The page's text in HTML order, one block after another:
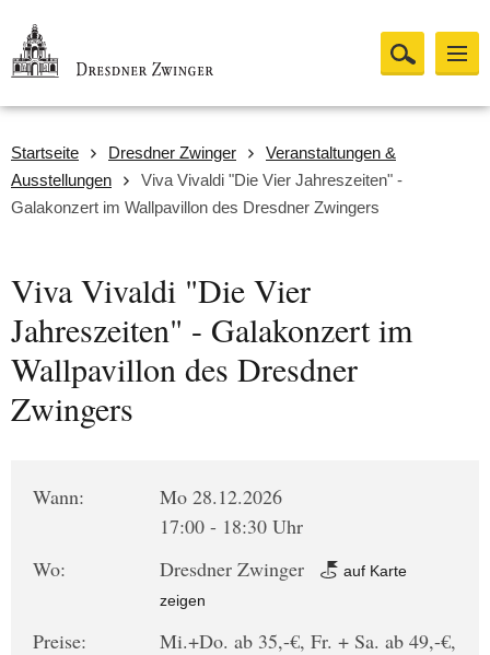
Startseite Dresdner Zwinger
Veranstaltungen &
Ausstellungen
Viva Vivaldi "Die Vier Jahreszeiten" -
Galakonzert im Wallpavillon des Dresdner Zwingers
Viva Vivaldi "Die Vier
Jahreszeiten" - Galakonzert im
Wallpavillon des Dresdner
Zwingers
Wann:
Mo 28.12.2026
17:00 - 18:30 Uhr
Wo:
Dresdner Zwinger
auf Karte
zeigen
Preise:
Mi.+Do. ab 35,-€, Fr. + Sa. ab 49,-€,